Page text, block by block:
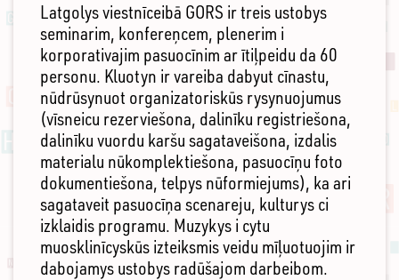
Latgolys viestnīceibā GORS ir treis ustobys
seminarim, konfereņcem, plenerim i
korporativajim pasuocīnim ar ītiļpeidu da 60
personu. Kluotyn ir vareiba dabyut cīnastu,
nūdrūsynuot organizatoriskūs rysynuojumus
(vīsneicu rezerviešona, dalinīku registriešona,
dalinīku vuordu karšu sagataveišona, izdalis
materialu nūkomplektiešona, pasuocīņu foto
dokumentiešona, telpys nūformiejums), ka ari
sagataveit pasuocīņa scenareju, kulturys ci
izklaidis programu. Muzykys i cytu
muosklinīcyskūs izteiksmis veidu mīļuotuojim ir
dabojamys ustobys radūšajom darbeibom.